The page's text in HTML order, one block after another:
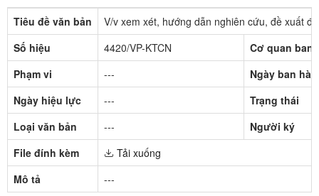
Tiêu đề văn bản
V/v xem xét, hướng dẫn nghiên cứu, đề xuất
Số hiệu
4420/VP-KTCN
Cơ quan ban
Phạm vi
---
Ngày ban
Ngày hiệu lực
---
Trạng thái
Loại văn bản
---
Người ký
File đính kèm
Tải xuống
Mô tả
---